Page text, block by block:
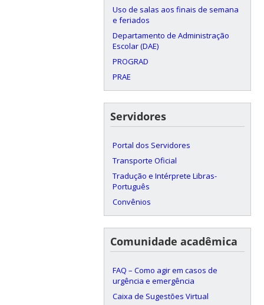
Uso de salas aos finais de semana
e feriados
Departamento de Administração
Escolar (DAE)
PROGRAD
PRAE
Servidores
Portal dos Servidores
Transporte Oficial
Tradução e Intérprete Libras-
Português
Convênios
Comunidade acadêmica
FAQ – Como agir em casos de
urgência e emergência
Caixa de Sugestões Virtual